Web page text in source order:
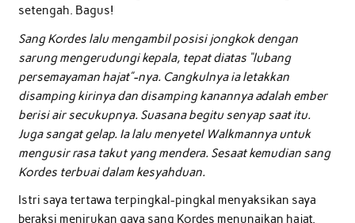
setengah. Bagus!
Sang Kordes lalu mengambil posisi jongkok dengan
sarung mengerudungi kepala, tepat diatas “lubang
persemayaman hajat”-nya. Cangkulnya ia letakkan
disamping kirinya dan disamping kanannya adalah ember
berisi air secukupnya. Suasana begitu senyap saat itu.
Juga sangat gelap. Ia lalu menyetel Walkmannya untuk
mengusir rasa takut yang mendera. Sesaat kemudian sang
Kordes terbuai dalam kesyahduan.
Istri saya tertawa terpingkal-pingkal menyaksikan saya
beraksi menirukan gaya sang Kordes menunaikan hajat.